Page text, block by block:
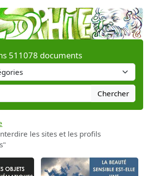
511078 documents
Chercher
les sites et les profils